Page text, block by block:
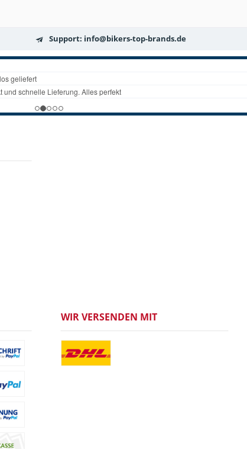
Support: info@bikers-top-brands.de
WIR VERSENDEN MIT